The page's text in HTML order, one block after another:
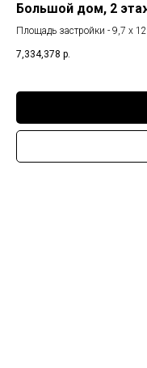
Большой дом, 2
Площадь застройки - 9,7 х
7,334,378 р.